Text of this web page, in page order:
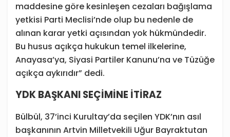
maddesine göre kesinleşen cezaları bağışlama
yetkisi Parti Meclisi’nde olup bu nedenle de
alınan karar yetki açısından yok hükmündedir.
Bu husus açıkça hukukun temel ilkelerine,
Anayasa’ya, Siyasi Partiler Kanunu’na ve Tüzüğe
açıkça aykırıdır” dedi.
YDK BAŞKANI SEÇİMİNE İTİRAZ
Bülbül, 37’inci Kurultay’da seçilen YDK’nın asıl
başkanının Artvin Milletvekili Uğur Bayraktutan